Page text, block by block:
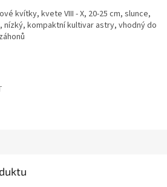
kvítky, kvete VIII - X, 20-25 cm, slunce,
kompaktní kultivar astry, vhodný do